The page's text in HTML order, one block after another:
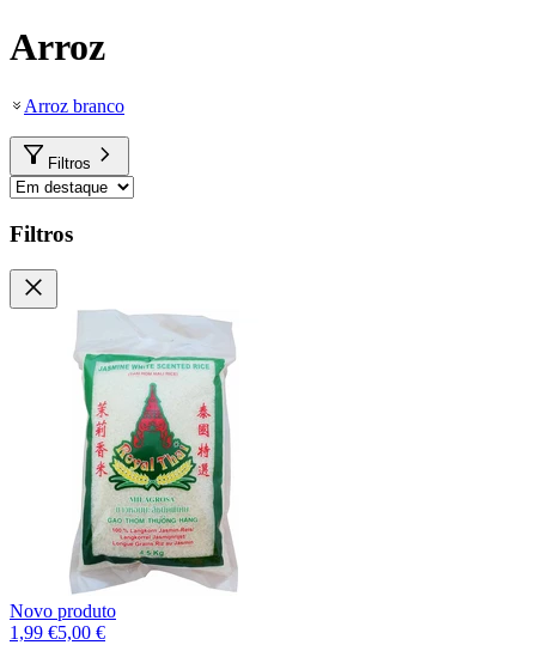
Arroz
Arroz branco
Filtros
Filtros
Novo produto
1,99 €5,00 €